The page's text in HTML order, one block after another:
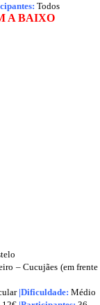
Todos
A BAIXO
– Cucujães (em frente
|Dificuldade: Médio